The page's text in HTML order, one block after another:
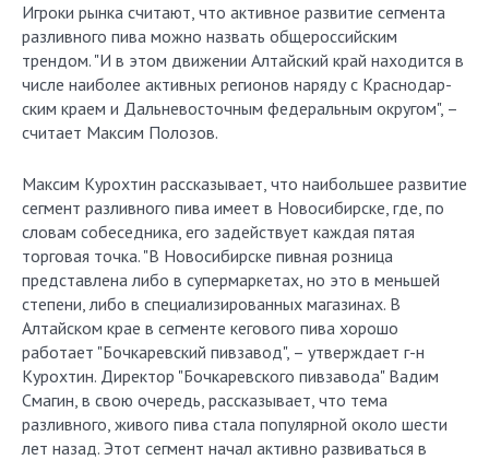
Игроки рынка считают, что активное развитие сегмента
разливного пива можно назвать общероссийским
трендом. "И в этом движении Алтайский край находится в
числе наиболее активных регионов наряду с Краснодар­
ским краем и Дальневосточным федеральным округом", –
считает Максим Полозов.
Максим Курохтин рассказывает, что наибольшее развитие
сегмент разливного пива имеет в Новосибирске, где, по
словам собеседника, его задействует каждая пятая
торговая точка. "В Новосибирске пивная розница
представлена либо в супермаркетах, но это в меньшей
степени, либо в специализированных магазинах. В
Алтайском крае в сегменте кегового пива хорошо
работает "Бочкаревский пивзавод", – утверждает г-н
Курохтин. Директор "Бочкаревского пивзавода" Вадим
Смагин, в свою очередь, рассказывает, что тема
разливного, живого пива стала популярной около шести
лет назад. Этот сегмент начал активно развиваться в